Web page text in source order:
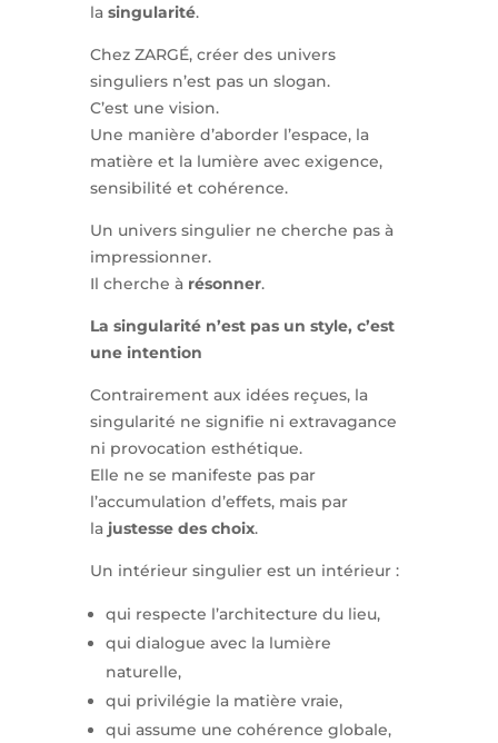
la singularité.
Chez ZARGÉ, créer des univers
singuliers n’est pas un slogan.
C’est une vision.
Une manière d’aborder l’espace, la
matière et la lumière avec exigence,
sensibilité et cohérence.
Un univers singulier ne cherche pas à
impressionner.
Il cherche à résonner.
La singularité n’est pas un style, c’est
une intention
Contrairement aux idées reçues, la
singularité ne signifie ni extravagance
ni provocation esthétique.
Elle ne se manifeste pas par
l’accumulation d’effets, mais par
la justesse des choix.
Un intérieur singulier est un intérieur :
qui respecte l’architecture du lieu,
qui dialogue avec la lumière
naturelle,
qui privilégie la matière vraie,
qui assume une cohérence globale,